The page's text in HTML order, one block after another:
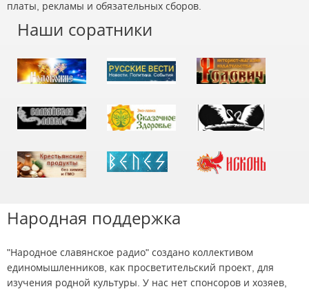
платы, рекламы и обязательных сборов.
Наши соратники
Народная поддержка
"Народное славянское радио" создано коллективом
единомышленников, как просветительский проект, для
изучения родной культуры. У нас нет спонсоров и хозяев,